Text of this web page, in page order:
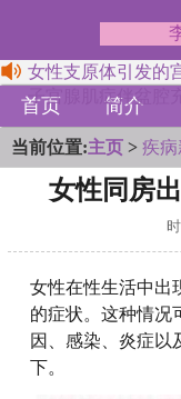
女性支原体引发的
子宫腺肌症伴盆腔
首页 简介
当前位置:主页 > 疾病
女性同房
女性在性生活中出
的症状。这种情况
因、感染、炎症以
下。